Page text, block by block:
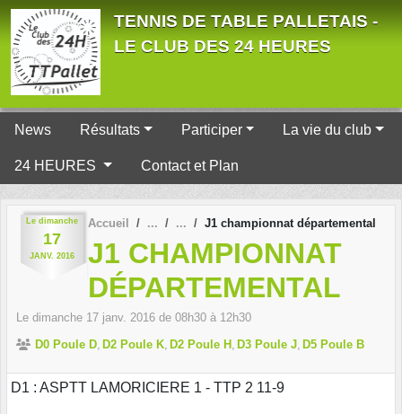
TENNIS DE TABLE PALLETAIS -
LE CLUB DES 24 HEURES
News Résultats Participer La vie du club
24 HEURES Contact et Plan
Le dimanche
17
JANV. 2016
Accueil J1 championnat départemental
J1 CHAMPIONNAT
DÉPARTEMENTAL
Le dimanche 17 janv. 2016 de 08h30 à 12h30
D0 Poule D D2 Poule K D2 Poule H D3 Poule J D5 Poule B
D1 : ASPTT LAMORICIERE 1 - TTP 2 11-9
Panneau de gestion des cookies